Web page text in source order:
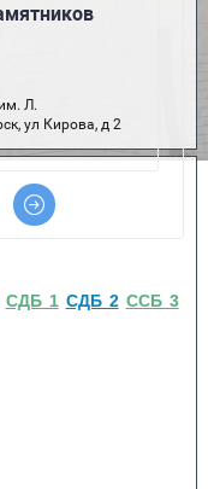
СДБ 1 СДБ 2 ССБ 3